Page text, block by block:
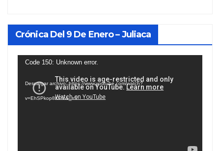
Crónica Del 9 De Enero – Juliaca
Reproductor
vídeo
Code 150: Unknown error.
Descargar archivo: https://www.youtube.com/watch?
v=EhSPkop8KPY&_=1